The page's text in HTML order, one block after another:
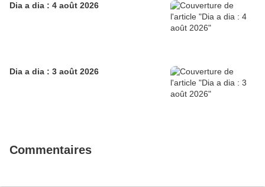
Dia a dia : 4 août 2026
Dia a dia : 3 août 2026
Commentaires